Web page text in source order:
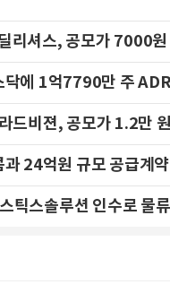
24억원 규모 공급계약